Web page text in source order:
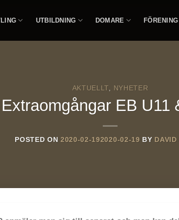
UTBILDNING DOMARE FÖRENING
AKTUELLT NYHETER
Extraomgångar EB U11
POSTED ON2020-02-192020-02-19 BY